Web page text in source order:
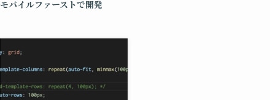
モバイルファーストで開発